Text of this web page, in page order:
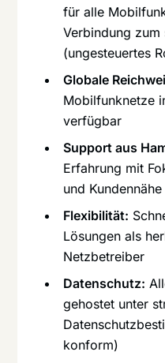
für alle
Verbindung zum
(ungesteuertes
Globale
Mobilfunknetze
verfügbar
Support aus
Erfahrung mit
und Kundennähe
Flexibilität:
Lösungen als
Netzbetreiber
Datenschutz:
gehostet unter
konform)